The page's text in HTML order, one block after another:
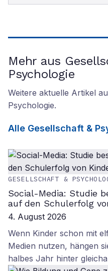
Mehr aus
Psychologie
Weitere aktuelle Artikel
Psychologie.
Alle Gesellschaft &
GESELLSCHAFT &
Social-Media: Studie
auf den Schulerfolg
4. August 2026
Wenn Kinder schon mit
Medien nutzen, hängen
halbes Jahr hinter